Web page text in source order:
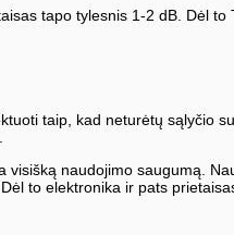
tapo tylesnis 1-2 dB. Dėl
taip, kad neturėtų sąlyčio
visišką naudojimo saugumą.
to elektronika ir pats